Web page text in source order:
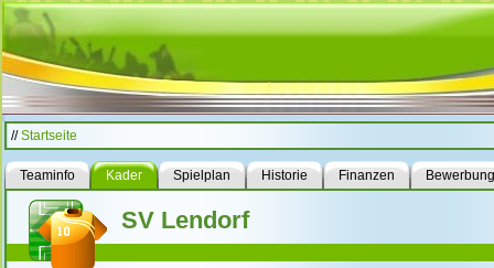
//Startseite
Teaminfo Kader Spielplan Historie Finanzen Bewerbung
SV Lendorf